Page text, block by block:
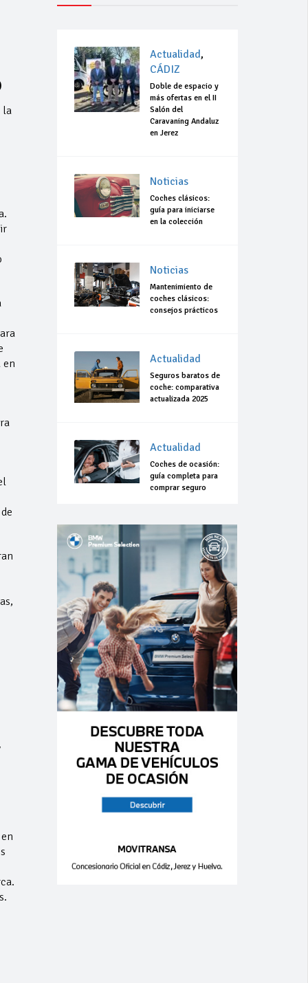
la
en
Actualidad,
CÁDIZ
Doble de espacio y
más ofertas en el II
Salón del
Caravaning Andaluz
en Jerez
Noticias
Coches clásicos:
guía para iniciarse
en la colección
Noticias
Mantenimiento de
coches clásicos:
consejos prácticos
Actualidad
Seguros baratos de
coche: comparativa
actualizada 2025
Actualidad
Coches de ocasión:
guía completa para
comprar seguro